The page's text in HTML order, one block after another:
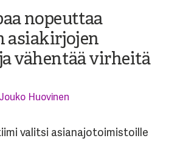
nopeuttaa
asiakirjojen
vähentää virheitä
Huovinen
valitsi asianajotoimistoille